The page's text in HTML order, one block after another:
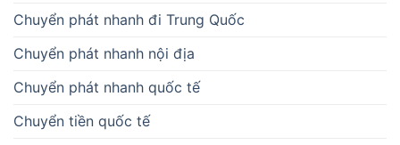
Chuyển phát nhanh đi Trung Quốc
Chuyển phát nhanh nội địa
Chuyển phát nhanh quốc tế
Chuyển tiền quốc tế